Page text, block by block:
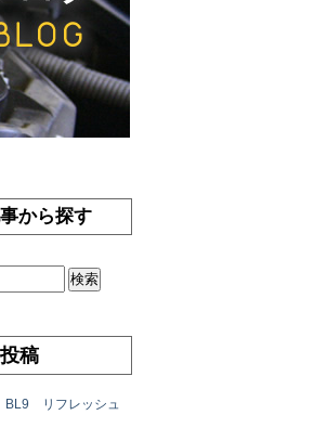
から探す
稿
BL9 リフレッシュ